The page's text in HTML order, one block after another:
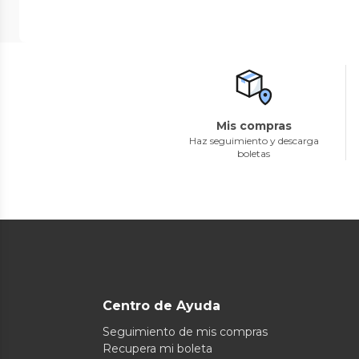
Mis compras
Haz seguimiento y descarga
boletas
Centro de Ayuda
Seguimiento de mis compras
Recupera mi boleta